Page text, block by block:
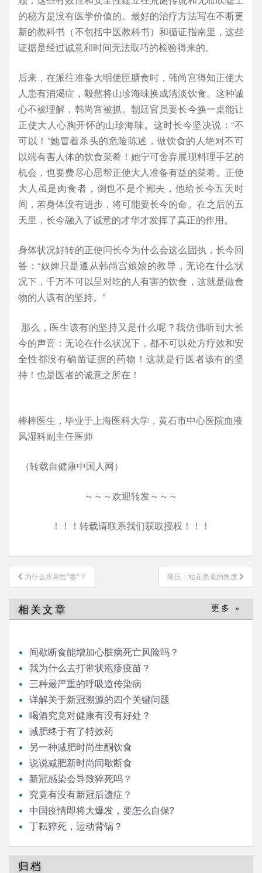
的秘方是没有医学价值的。最好的治疗方法写在不断更
新的教科书（不包括中医教科书）和循证指南里，这些
证据是经过诚意和时间无法取巧的检验得来的。
后来，在派往准备大明使臣膳食时，韩尚宫得知正使大
人患有消渴症，毅然将山珍海味换成清淡饮食。这种诚
心不被理解，韩尚宫被抓。朝廷官员要长今换一桌能让
正使大人心胸开怀的山珍海味。这时长今坚决说：“不
可以！”她冒着杀头的危险陈述，做饮食的人绝对不可
以端有害人体的饮食菜肴！她宁可舍弃展现料理手艺的
机会，也要费尽心思帮正使大人准备有益的菜肴。正使
大人虽是肉食者，倒也不是个鄙夫，他给长今五天时
间，若身体没有进步，将可能要长今的命。在之后的五
天里，长今融入了诚意的才华才发挥了真正的作用。
身体状况好转的正使问长今为什么会这么固执，长今回
答：“奴婢只是遵从韩尚宫娘娘的教导，无论在什么状
况下，千万不可以呈对吃的人有害的饮食，这就是做食
物的人该有的坚持。”
那么，医生该有的坚持又是什么呢？我仿佛听到大长
今的声音：无论在什么状况下，都不可以处方疗效和安
全性都没有确凿证据的药物！这就是行医者该有的坚
持！也是医者的诚意之所在！
棒棒医生，毕业于上海医科大学，黄石市中心医院血液
风湿科副主任医师
（转载自健康中国人网）
～～～欢迎转发～～～
！！！转载请联系我们获取授权！！！
文
章
导
航
为什么水果性“寒”？ 降压：站在患者的角度
相关文章 更多 »
间歇断食能增加心脏病死亡风险吗？
我为什么去打带状疱疹疫苗？
三种最严重的呼吸道传染病
详解关于新冠溯源的四个关键问题
喝酒究竟对健康有没有好处？
减肥终于有了特效药
另一种减肥时尚生酮饮食
说说减肥新时尚间歇断食
新冠感染会导致猝死吗？
究竟有没有新冠后遗症？
中国疫情即将大爆发，要怎么自保?
丁耘猝死，运动背锅？
归档